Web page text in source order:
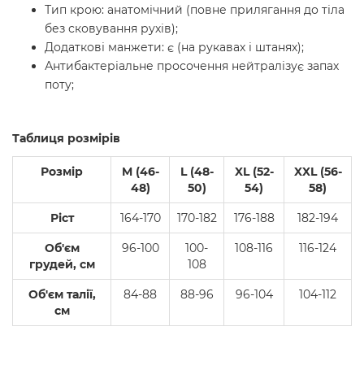
Тип крою: анатомічний (повне прилягання до тіла
без сковування рухів);
Додаткові манжети: є (на рукавах і штанях);
Антибактеріальне просочення нейтралізує запах
поту;
Таблиця розмірів
Розмір
M (46-
48)
L (48-
50)
XL (52-
54)
XXL (56-
58)
Ріст 164-170 170-182 176-188 182-194
Об'єм
грудей, см
96-100
100-
108
108-116 116-124
Об'єм талії,
см
84-88 88-96 96-104 104-112